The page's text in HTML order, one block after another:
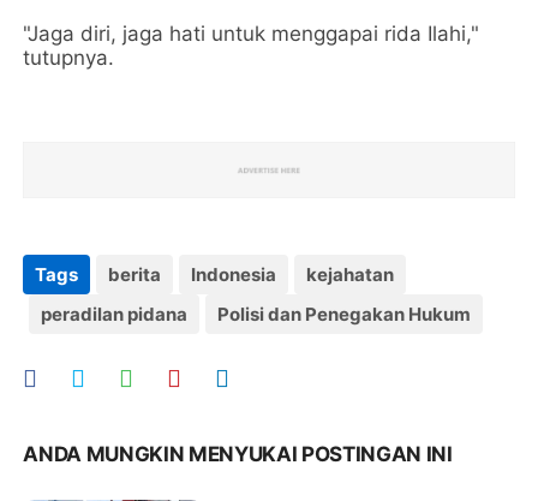
"Jaga diri, jaga hati untuk menggapai rida Ilahi,"
tutupnya.
Tags berita Indonesia
kejahatan
peradilan pidana
Polisi dan Penegakan Hukum
ANDA MUNGKIN MENYUKAI POSTINGAN INI